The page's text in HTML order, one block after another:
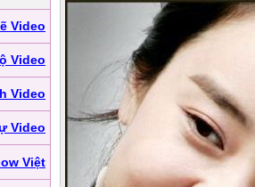
Video
Video
Video
Video
Việt